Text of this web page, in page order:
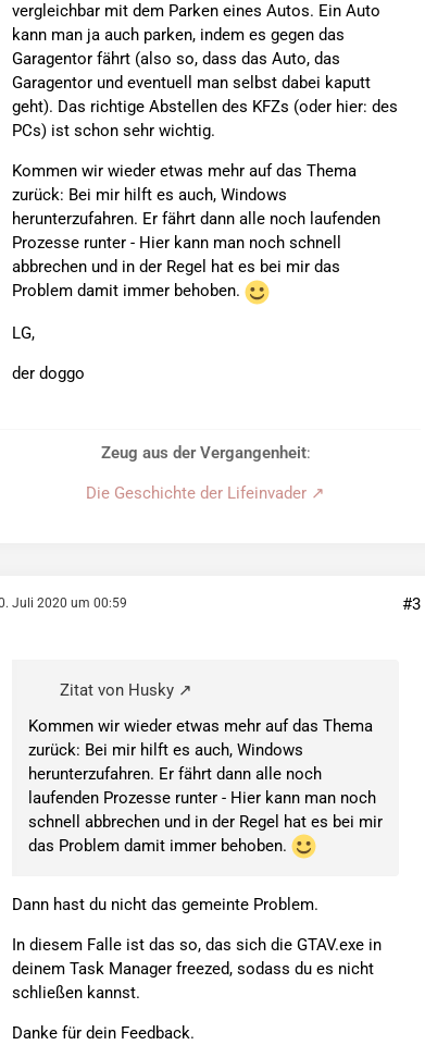
vergleichbar mit dem Parken eines Autos. Ein Auto
kann man ja auch parken, indem es gegen das
Garagentor fährt (also so, dass das Auto, das
Garagentor und eventuell man selbst dabei kaputt
geht). Das richtige Abstellen des KFZs (oder hier: des
PCs) ist schon sehr wichtig.
Kommen wir wieder etwas mehr auf das Thema
zurück: Bei mir hilft es auch, Windows
herunterzufahren. Er fährt dann alle noch laufenden
Prozesse runter - Hier kann man noch schnell
abbrechen und in der Regel hat es bei mir das
Problem damit immer behoben.
LG,
der doggo
Zeug aus der Vergangenheit:
Die Geschichte der Lifeinvader
Juli 2020 um 00:59 #3
Zitat von Husky
Kommen wir wieder etwas mehr auf das Thema
zurück: Bei mir hilft es auch, Windows
herunterzufahren. Er fährt dann alle noch
laufenden Prozesse runter - Hier kann man noch
schnell abbrechen und in der Regel hat es bei mir
das Problem damit immer behoben.
Dann hast du nicht das gemeinte Problem.
In diesem Falle ist das so, das sich die GTAV.exe in
deinem Task Manager freezed, sodass du es nicht
schließen kannst.
Danke für dein Feedback.